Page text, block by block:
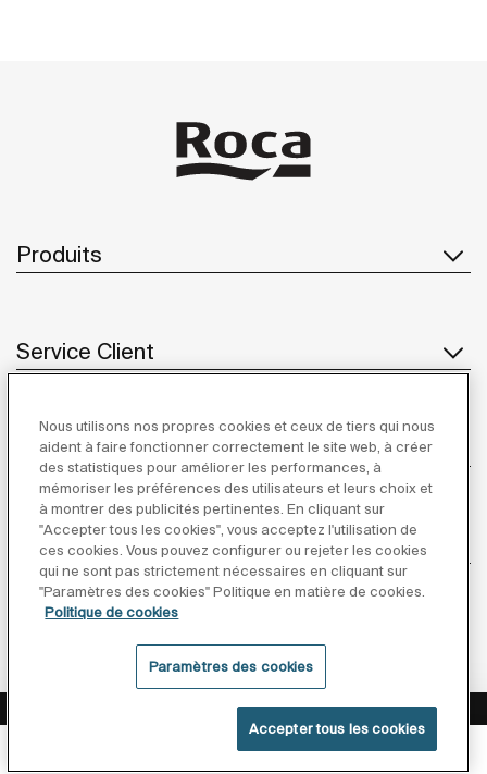
Inscrivez-vous à la Newsletter !
Produits
Service Client
À propos de Roca
Inspiration
Suivez-nous
Politique De Confidentialité
Conditions générales de vente
©Copyright 2026 - Roca Sanitario S.A.U.
Nous utilisons nos propres cookies et ceux de tiers qui nous
aident à faire fonctionner correctement le site web, à créer
des statistiques pour améliorer les performances, à
mémoriser les préférences des utilisateurs et leurs choix et
à montrer des publicités pertinentes. En cliquant sur
"Accepter tous les cookies", vous acceptez l'utilisation de
ces cookies. Vous pouvez configurer ou rejeter les cookies
qui ne sont pas strictement nécessaires en cliquant sur
"Paramètres des cookies" Politique en matière de cookies.
Politique de cookies
Paramètres des cookies
Accepter tous les cookies